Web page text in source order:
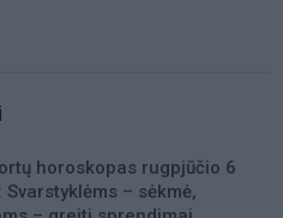
horoskopas rugpjūčio 6
Svarstyklėms – sėkmė,